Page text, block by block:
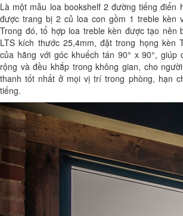
Là một mẫu loa bookshelf 2 đường tiếng điển
được trang bị 2 củ loa con gồm 1 treble kèn
Trong đó, tổ hợp loa treble kèn được tạo nên
LTS kích thước 25,4mm, đặt trong họng kèn
của hãng với góc khuếch tán 90° x 90°, giúp
rộng và đều khắp trong không gian, cho
thanh tốt nhất ở mọi vị trí trong phòng, hạn
tiếng.